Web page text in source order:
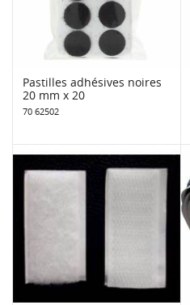
Pastilles adhésives noires
20 mm x 20
70 62502